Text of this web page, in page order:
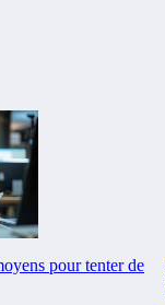
pour tenter de